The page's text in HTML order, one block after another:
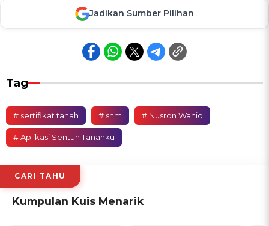
Jadikan Sumber Pilihan
Tag
# sertifikat tanah # shm # Nusron Wahid
# Aplikasi Sentuh Tanahku
CARI TAHU
Kumpulan Kuis Menarik